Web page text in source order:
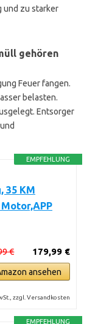
und zu starker
gehören
Feuer fangen.
belasten.
Entsorger
EMPFEHLUNG
35 KM
179,99 €
€
ansehen
zzgl. Versandkosten
EMPFEHLUNG